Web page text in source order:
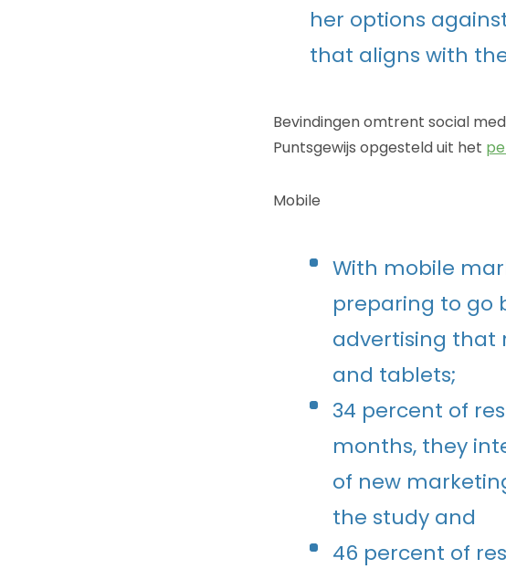
her options
that aligns with
Bevindingen omtrent social
Puntsgewijs opgesteld uit het
Mobile
With mobile
preparing to go
advertising that
and tablets;
34 percent of
months, they
of new
the study and
46 percent of